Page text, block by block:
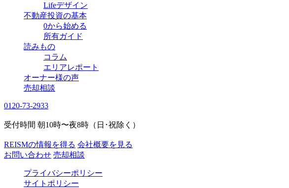
Lifeデザイン
不動産投資の基本
0から始める
所有ガイド
読みもの
コラム
エリアレポート
オーナー様の声
売却相談
0120-73-2933
受付時間 朝10時〜夜8時（日･祝除く）
REISMの情報を得る 会社概要を見る
お問い合わせ 売却相談
プライバシーポリシー
サイトポリシー